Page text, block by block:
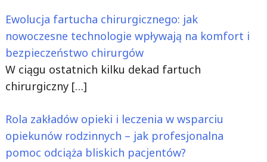
Ewolucja fartucha chirurgicznego: jak
nowoczesne technologie wpływają na komfort i
bezpieczeństwo chirurgów
W ciągu ostatnich kilku dekad fartuch
chirurgiczny […]
Rola zakładów opieki i leczenia w wsparciu
opiekunów rodzinnych – jak profesjonalna
pomoc odciąża bliskich pacjentów?